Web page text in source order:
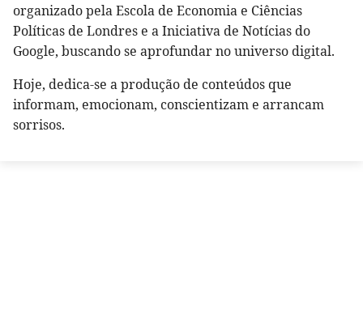
organizado pela Escola de Economia e Ciências
Políticas de Londres e a Iniciativa de Notícias do
Google, buscando se aprofundar no universo digital.
Hoje, dedica-se a produção de conteúdos que
informam, emocionam, conscientizam e arrancam
sorrisos.